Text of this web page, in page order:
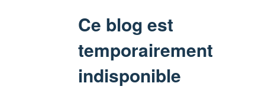
Ce blog est
temporairement
indisponible